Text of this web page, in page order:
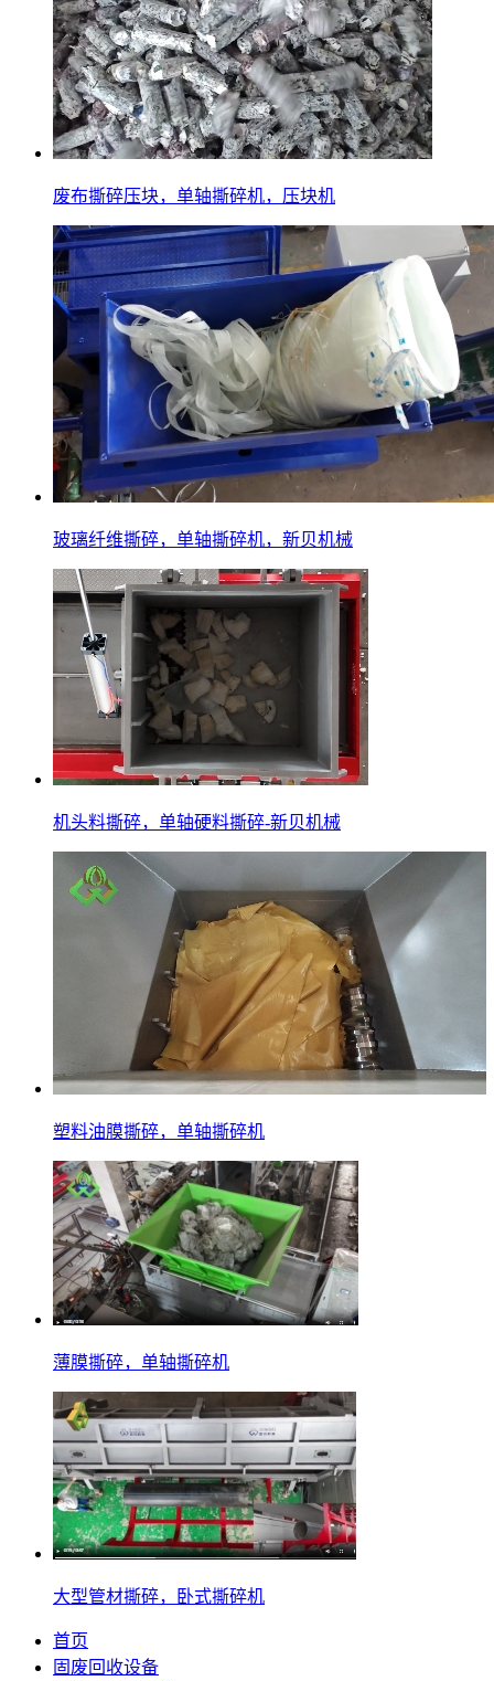
废布撕碎压块，单轴撕碎机，压块机
玻璃纤维撕碎，单轴撕碎机，新贝机械
机头料撕碎，单轴硬料撕碎-新贝机械
塑料油膜撕碎，单轴撕碎机
薄膜撕碎，单轴撕碎机
大型管材撕碎，卧式撕碎机
首页
固废回收设备